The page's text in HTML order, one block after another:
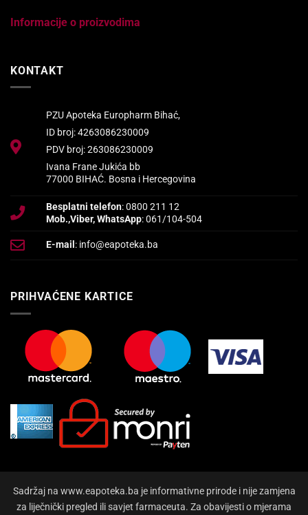
Informacije o proizvodima
KONTAKT
PZU Apoteka Europharm Bihać,
ID broj: 4263086230009
PDV broj: 263086230009
Ivana Frane Jukića bb
77000 BIHAĆ. Bosna i Hercegovina
Besplatni telefon: 0800 211 12
Mob.,Viber, WhatsApp: 061/104-504
E-mail : info@eapoteka.ba
PRIHVAĆENE KARTICE
Sadržaj na www.eapoteka.ba je informativne prirode i nije zamjena
za liječnički pregled ili savjet farmaceuta. Za obavijesti o mjerama